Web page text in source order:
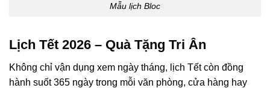
Mẫu lịch Bloc
Lịch Tết 2026 – Quà Tặng Tri Ân
Không chỉ vận dụng xem ngày tháng, lịch Tết còn đồng
hành suốt 365 ngày trong mỗi văn phòng, cửa hàng hay